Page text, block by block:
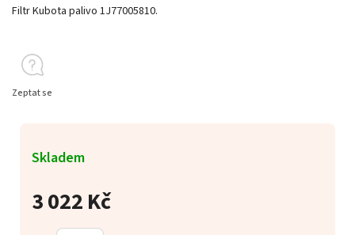
3 022 Kč
Skladem
Filtr Kubota palivo 1J77005810.
Zeptat se